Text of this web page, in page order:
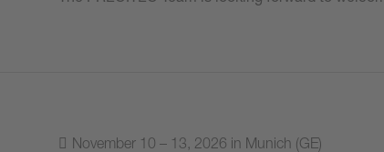
November 10 – 13, 2026 in Munich (GE)